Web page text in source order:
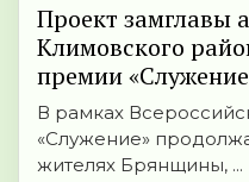
Проект замглавы
Климовского
премии
В рамках
«Служение»
жителях Брянщины, ...